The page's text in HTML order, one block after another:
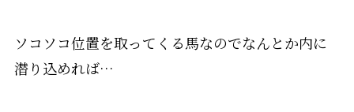
ソコソコ位置を取ってくる馬なのでなんとか内に
潜り込めれば…